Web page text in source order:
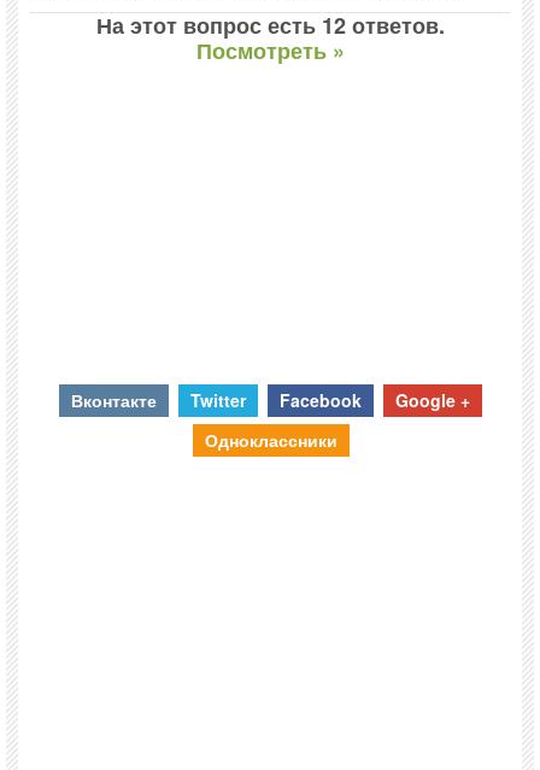
На этот вопрос есть 12 ответов.
Посмотреть »
Вконтакте Twitter Facebook
Google +
Одноклассники